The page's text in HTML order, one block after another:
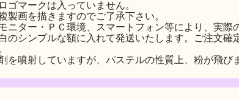
ゴマークは入っていません。
製画を描きますのでご了承下さい。
ニター・ＰＣ環境、スマートフォン等により、実際
のシンプルな額に入れて発送いたします。ご注文確
を噴射していますが、パステルの性質上、粉が飛び